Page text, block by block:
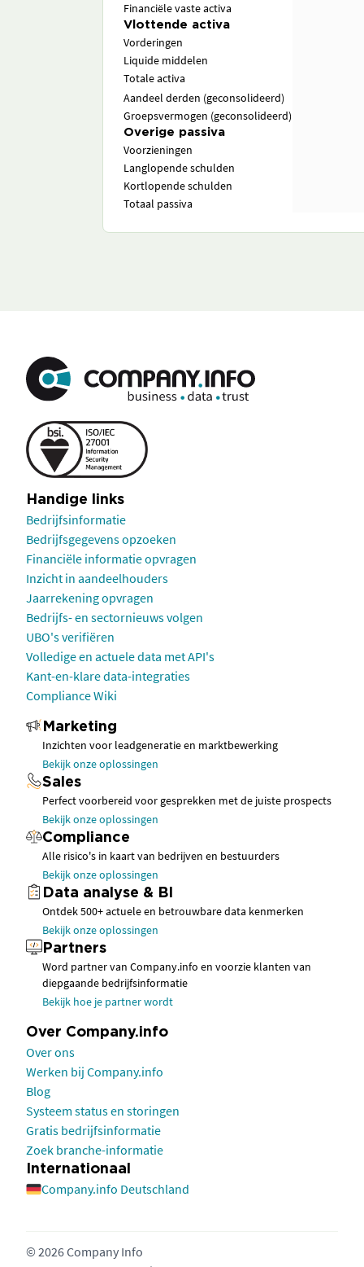
Financiële vaste activa
Vlottende activa
Vorderingen
Liquide middelen
Totale activa
Aandeel derden (geconsolideerd)
Groepsvermogen (geconsolideerd)
Overige passiva
Voorzieningen
Langlopende schulden
Kortlopende schulden
Totaal passiva
Handige links
Bedrijfsinformatie
Bedrijfsgegevens opzoeken
Financiële informatie opvragen
Inzicht in aandeelhouders
Jaarrekening opvragen
Bedrijfs- en sectornieuws volgen
UBO's verifiëren
Volledige en actuele data met API's
Kant-en-klare data-integraties
Compliance Wiki
Marketing
Inzichten voor leadgeneratie en marktbewerking
Bekijk onze oplossingen
Sales
Perfect voorbereid voor gesprekken met de juiste prospects
Bekijk onze oplossingen
Compliance
Alle risico's in kaart van bedrijven en bestuurders
Bekijk onze oplossingen
Data analyse & BI
Ontdek 500+ actuele en betrouwbare data kenmerken
Bekijk onze oplossingen
Partners
Word partner van Company.info en voorzie klanten van
diepgaande bedrijfsinformatie
Bekijk hoe je partner wordt
Over Company.info
Over ons
Werken bij Company.info
Blog
Systeem status en storingen
Gratis bedrijfsinformatie
Zoek branche-informatie
Internationaal
Company.info Deutschland
© 2026 Company Info